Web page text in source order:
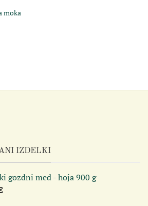
moka
IZDELKI
gozdni med - hoja 900 g